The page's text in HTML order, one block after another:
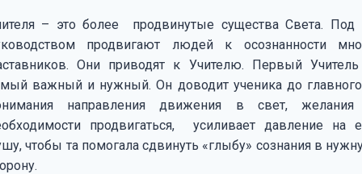
– это более продвинутые существа Света. Под
продвигают людей к осознанности
Они приводят к Учителю. Первый
важный и нужный. Он доводит ученика до
направления движения в свет,
продвигаться, усиливает давление на
чтобы та помогала сдвинуть «глыбу» сознания в